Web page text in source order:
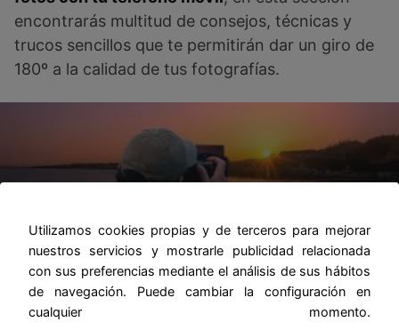
encontrarás multitud de consejos, técnicas y
trucos sencillos que te permitirán dar un giro de
180º a la calidad de tus fotografías.
Fotografía de paisajes
Utilizamos cookies propias y de terceros para mejorar
nuestros servicios y mostrarle publicidad relacionada
con sus preferencias mediante el análisis de sus hábitos
de navegación. Puede cambiar la configuración en
cualquier momento.